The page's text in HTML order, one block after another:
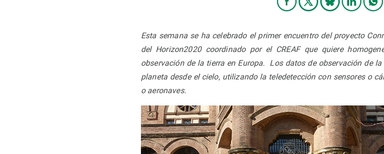
Esta semana se ha celebrado el primer encuentro del proyecto
del Horizon2020 coordinado por el CREAF que quiere
observación de la tierra en Europa.
Los datos de observación de
planeta desde el cielo, utilizando la teledetección con sensores o
o aeronaves.